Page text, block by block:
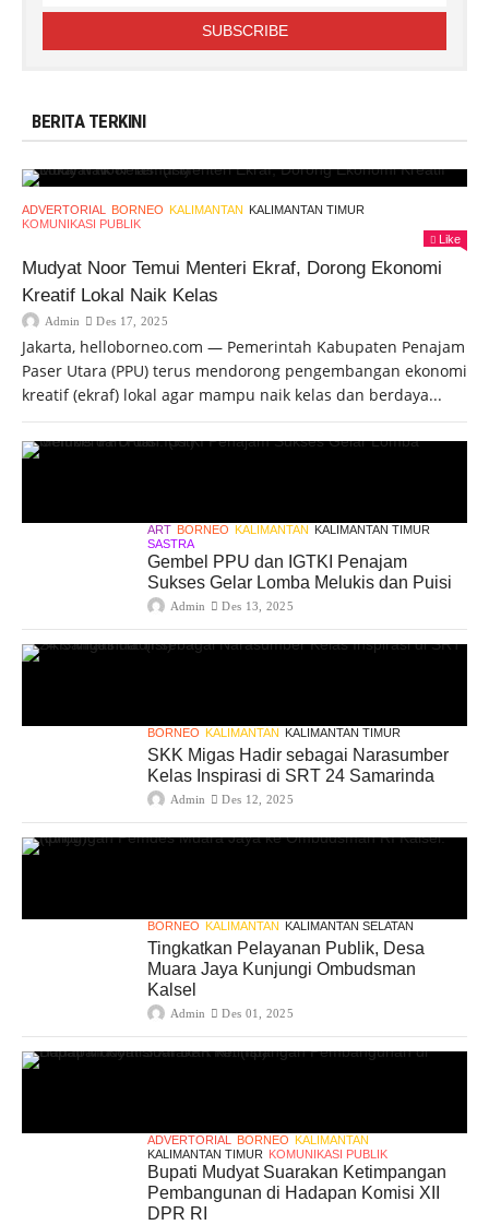
BERITA TERKINI
ADVERTORIAL BORNEO KALIMANTAN KALIMANTAN TIMUR
KOMUNIKASI PUBLIK
Like
Mudyat Noor Temui Menteri Ekraf, Dorong Ekonomi
Kreatif Lokal Naik Kelas
Admin Des 17, 2025
Jakarta, helloborneo.com — Pemerintah Kabupaten Penajam
Paser Utara (PPU) terus mendorong pengembangan ekonomi
kreatif (ekraf) lokal agar mampu naik kelas dan berdaya...
ART BORNEO KALIMANTAN KALIMANTAN TIMUR
SASTRA
Gembel PPU dan IGTKI Penajam
Sukses Gelar Lomba Melukis dan Puisi
Admin Des 13, 2025
BORNEO KALIMANTAN KALIMANTAN TIMUR
SKK Migas Hadir sebagai Narasumber
Kelas Inspirasi di SRT 24 Samarinda
Admin Des 12, 2025
BORNEO KALIMANTAN KALIMANTAN SELATAN
Tingkatkan Pelayanan Publik, Desa
Muara Jaya Kunjungi Ombudsman
Kalsel
Admin Des 01, 2025
ADVERTORIAL BORNEO KALIMANTAN
KALIMANTAN TIMUR KOMUNIKASI PUBLIK
Bupati Mudyat Suarakan Ketimpangan
Pembangunan di Hadapan Komisi XII
DPR RI